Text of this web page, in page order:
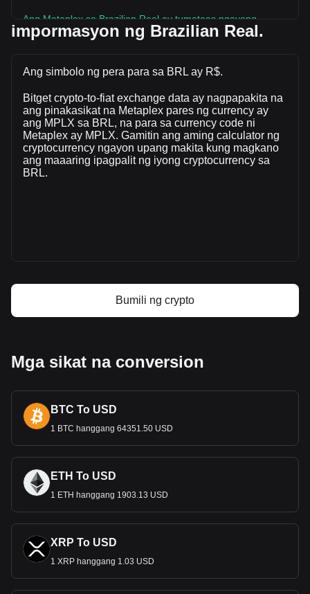
Ang Metaplex sa Brazilian Real ay tumataas ngayong
linggo.
bawat MPLX, na may kabuuang market cap na
{ 4\} MPLX. Ang dami ng kalakalan ng Metaplex ay nagbago
ng -1.87% (R$-80,834.76 BRL) sa nakalipas na 24 na oras.
Huling araw ng trading, ang dami ng kalakalan ay MPLX ay
R$4,326,416.07.
Higit pang impormasyon tungkolMetaplex
impormasyon ng Brazilian Real.
Ang simbolo ng pera para sa BRL ay R$.
Bitget crypto-to-fiat exchange data ay nagpapakita na
ang pinakasikat na Metaplex pares ng currency ay
ang MPLX sa BRL, na para sa currency code ni
Metaplex ay MPLX. Gamitin ang aming calculator ng
cryptocurrency ngayon upang makita kung magkano
ang maaaring ipagpalit ng iyong cryptocurrency sa
BRL.
Bumili ng crypto
Mga sikat na conversion
BTC To USD
1 BTC hanggang 64351.50 USD
ETH To USD
1 ETH hanggang 1903.13 USD
XRP To USD
1 XRP hanggang 1.03 USD